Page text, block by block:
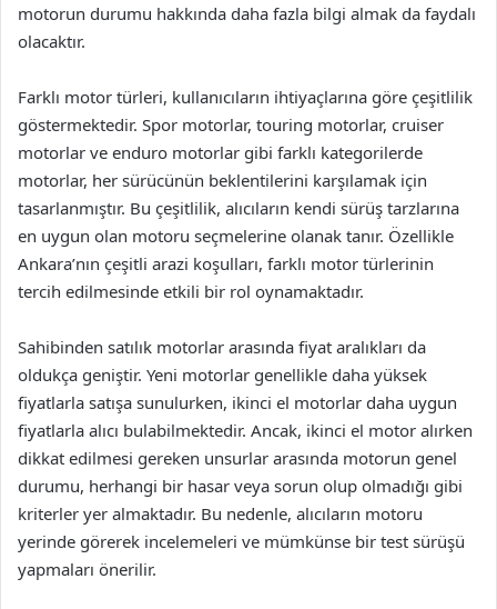
motorun durumu hakkında daha fazla bilgi almak da faydalı
olacaktır.
Farklı motor türleri, kullanıcıların ihtiyaçlarına göre çeşitlilik
göstermektedir. Spor motorlar, touring motorlar, cruiser
motorlar ve enduro motorlar gibi farklı kategorilerde
motorlar, her sürücünün beklentilerini karşılamak için
tasarlanmıştır. Bu çeşitlilik, alıcıların kendi sürüş tarzlarına
en uygun olan motoru seçmelerine olanak tanır. Özellikle
Ankara’nın çeşitli arazi koşulları, farklı motor türlerinin
tercih edilmesinde etkili bir rol oynamaktadır.
Sahibinden satılık motorlar arasında fiyat aralıkları da
oldukça geniştir. Yeni motorlar genellikle daha yüksek
fiyatlarla satışa sunulurken, ikinci el motorlar daha uygun
fiyatlarla alıcı bulabilmektedir. Ancak, ikinci el motor alırken
dikkat edilmesi gereken unsurlar arasında motorun genel
durumu, herhangi bir hasar veya sorun olup olmadığı gibi
kriterler yer almaktadır. Bu nedenle, alıcıların motoru
yerinde görerek incelemeleri ve mümkünse bir test sürüşü
yapmaları önerilir.